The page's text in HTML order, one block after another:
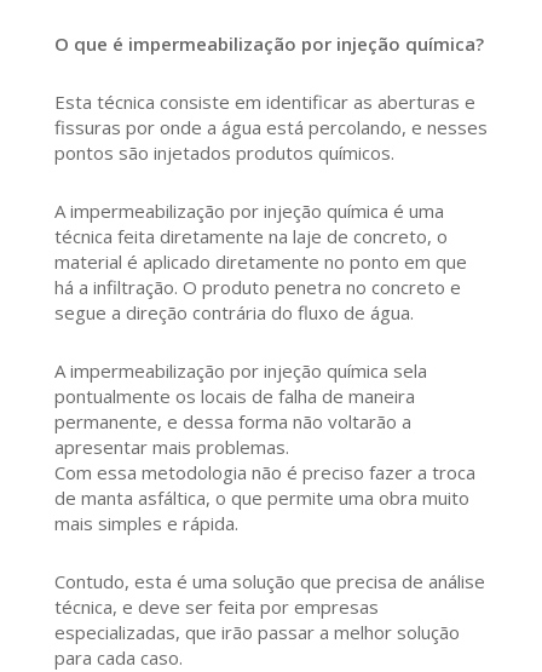
O que é impermeabilização por injeção química?
Esta técnica consiste em identificar as aberturas e
fissuras por onde a água está percolando, e nesses
pontos são injetados produtos químicos.
A impermeabilização por injeção química é uma
técnica feita diretamente na laje de concreto, o
material é aplicado diretamente no ponto em que
há a infiltração. O produto penetra no concreto e
segue a direção contrária do fluxo de água.
A impermeabilização por injeção química sela
pontualmente os locais de falha de maneira
permanente, e dessa forma não voltarão a
apresentar mais problemas.
Com essa metodologia não é preciso fazer a troca
de manta asfáltica, o que permite uma obra muito
mais simples e rápida.
Contudo, esta é uma solução que precisa de análise
técnica, e deve ser feita por empresas
especializadas, que irão passar a melhor solução
para cada caso.